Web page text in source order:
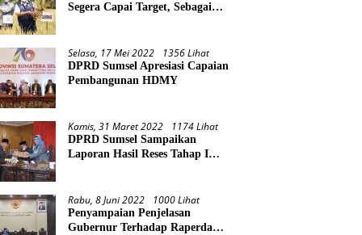
Segera Capai Target, Sebagai
Selasa, 17 Mei 2022 1356 Lihat
DPRD Sumsel Apresiasi Capaian
Pembangunan HDMY
Kamis, 31 Maret 2022 1174 Lihat
DPRD Sumsel Sampaikan
Laporan Hasil Reses Tahap I
Rabu, 8 Juni 2022 1000 Lihat
Penyampaian Penjelasan
Gubernur Terhadap Raperda